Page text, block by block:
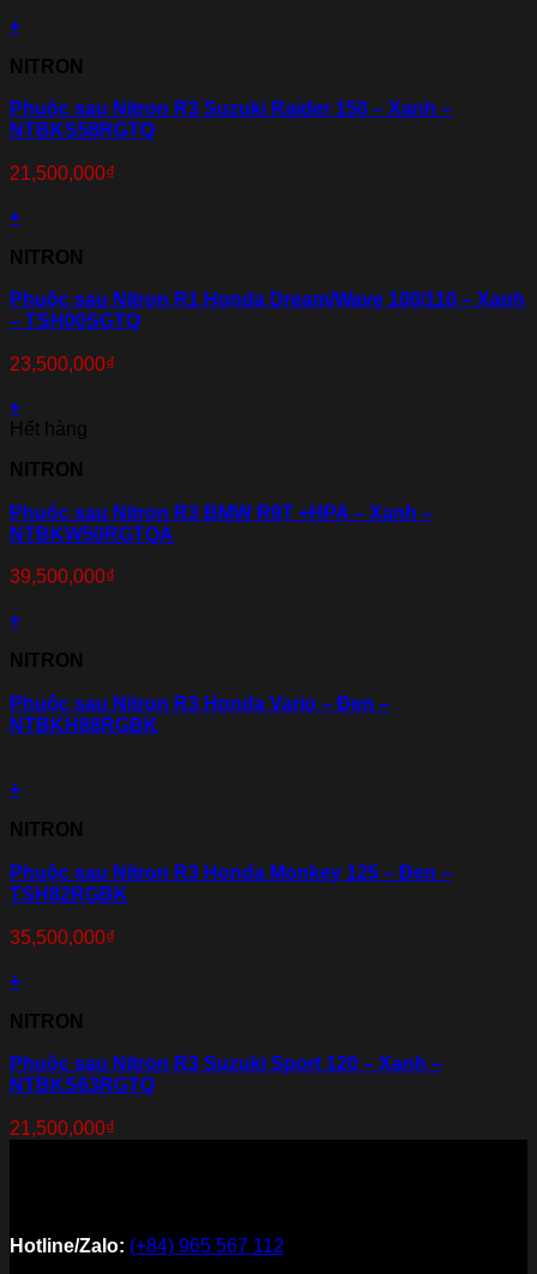
+
NITRON
Phuộc sau Nitron R3 Suzuki Raider 150 – Xanh –
NTBKS58RGTQ
21,500,000₫
+
NITRON
Phuộc sau Nitron R1 Honda Dream/Wave 100/110 – Xanh
– TSH00SGTQ
23,500,000₫
+
Hết hàng
NITRON
Phuộc sau Nitron R3 BMW R9T +HPA – Xanh –
NTBKW50RGTQA
39,500,000₫
+
NITRON
Phuộc sau Nitron R3 Honda Vario – Đen –
NTBKH88RGBK
+
NITRON
Phuộc sau Nitron R3 Honda Monkey 125 – Đen –
TSH82RGBK
35,500,000₫
+
NITRON
Phuộc sau Nitron R3 Suzuki Sport 120 – Xanh –
NTBKS63RGTQ
21,500,000₫
Hotline/Zalo: (+84) 965 567 112